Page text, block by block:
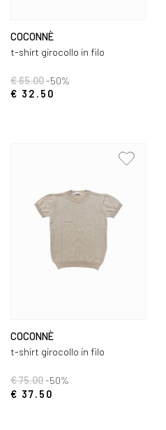
COCONNÈ
t-shirt girocollo in filo
€ 65.00-50%
€ 32.50
COCONNÈ
t-shirt girocollo in filo
€ 75.00-50%
€ 37.50